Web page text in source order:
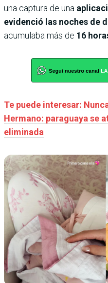
una captura de una
evidenció las noches de
acumulaba más de 16
Te puede interesar:
Hermano: paraguaya se
eliminada